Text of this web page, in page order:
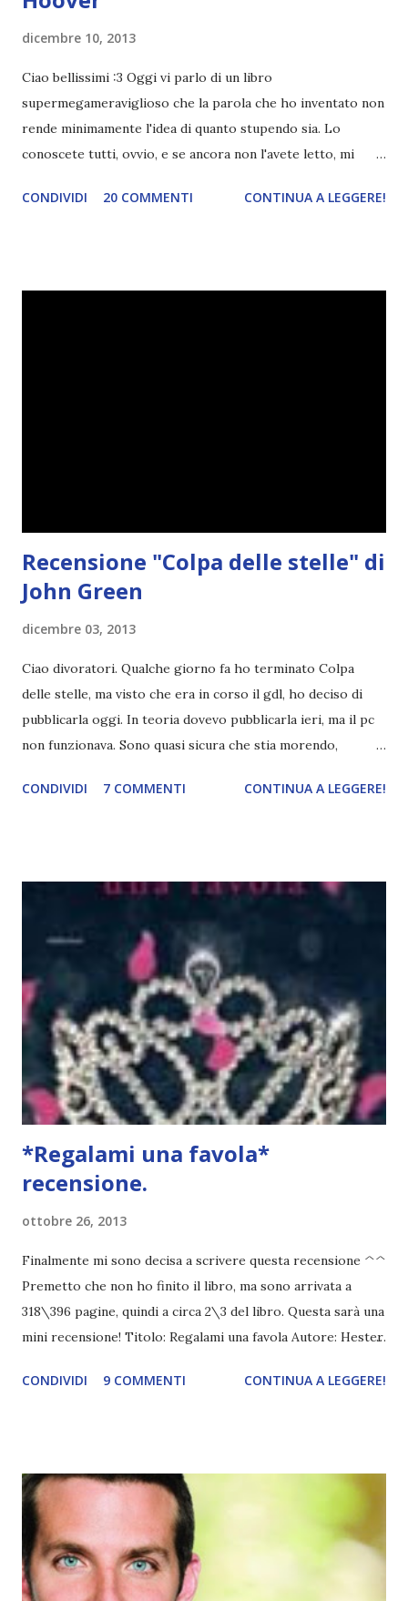
dicembre 10, 2013
Ciao bellissimi :3 Oggi vi parlo di un libro
supermegameraviglioso che la parola che ho inventato non
rende minimamente l'idea di quanto stupendo sia. Lo
conoscete tutti, ovvio, e se ancora non l'avete letto, mi
recensione non sarà affatto facile, infatti non vi assicuro
CONDIVIDI 20 COMMENTI CONTINUA A LEGGERE!
Recensione "Colpa delle stelle" di
John Green
dicembre 03, 2013
Ciao divoratori. Qualche giorno fa ho terminato Colpa
delle stelle, ma visto che era in corso il gdl, ho deciso di
pubblicarla oggi. In teoria dovevo pubblicarla ieri, ma il pc
non funzionava. Sono quasi sicura che stia morendo,
ha seguito le varie tappe del gruppo di lettura, sa più o
ma ha già alle spalle un vero miracolo: grazie a un farmaco
sperimentale, la malattia che anni prima le hanno
diagnosticato è ora in regressione. Ha però anche
imparato che i miracoli si pagano: mentre lei rimbalzava tra
corse in ospedale e lunghe degenze, il mondo correva
veloce, lasciandola indietro, sola e fuori sincrono rispetto
alle sue coetanee, con una vita in frantumi in cui i pezzi non
si incastrano più. Un giorno però il destino le fa incontr...
CONDIVIDI 7 COMMENTI CONTINUA A LEGGERE!
*Regalami una favola*
recensione.
ottobre 26, 2013
Finalmente mi sono decisa a scrivere questa recensione ^^
Premetto che non ho finito il libro, ma sono arrivata a
318\396 pagine, quindi a circa 2\3 del libro. Questa sarà una
mini recensione! Titolo: Regalami una favola Autore: Hester
Garzanti Anno: 2013 Un romanzo in cui l'amore incontra il
più brava con le piante che con i ragazzi. Con i fiori è tutto
più facile: sa perfettamente che mix di colori scegliere per
dare nuova vita a un giardino o quali specie creino
un'atmosfera magica anche su un terrazzo di città. Ma far
colpo su qualcuno è molto più complicato. Ogni volta che
CONDIVIDI 9 COMMENTI CONTINUA A LEGGERE!